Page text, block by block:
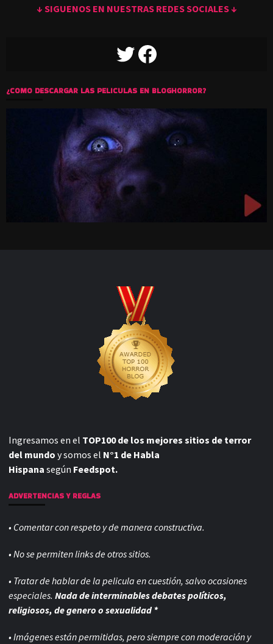
↓ SIGUENOS EN NUESTRAS REDES SOCIALES ↓
TWITTERFACEBOOK
¿COMO DESCARGAR LAS PELICULAS EN BLOGHORROR?
Ingresamos en el TOP100 de los mejores sitios de terror
del mundo y somos el N°1 de Habla
Hispana según Feedspot.
ADVERTENCIAS Y REGLAS
• Comentar con respeto y de manera constructiva.
• No se permiten links de otros sitios.
• Tratar de hablar de la pelicula en cuestión, salvo ocasiones
especiales. Nada de interminables debates políticos,
religiosos, de genero o sexualidad *
• Imágenes están permitidas, pero siempre conmoderación y